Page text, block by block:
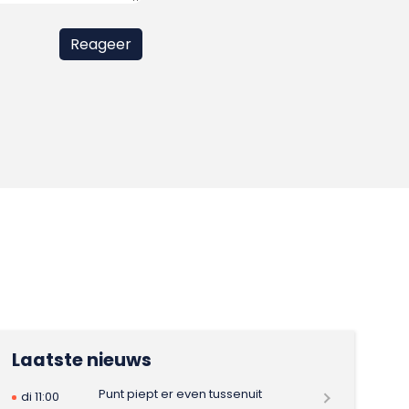
Laatste nieuws
di 11:00 Punt piept er even tussenuit